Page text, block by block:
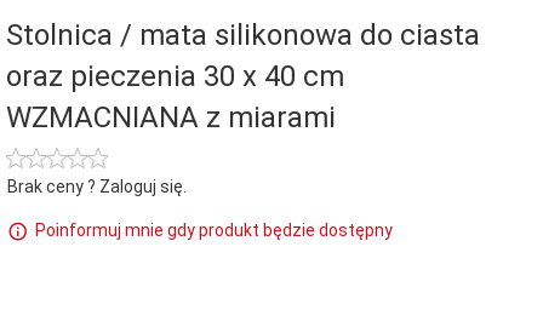
Stolnica / mata silikonowa do ciasta
oraz pieczenia 30 x 40 cm
WZMACNIANA z miarami
Brak ceny ? Zaloguj się.
Poinformuj mnie gdy produkt będzie dostępny